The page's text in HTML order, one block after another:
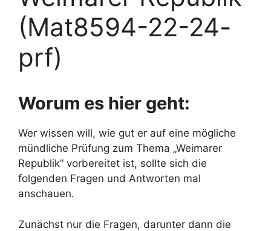
(Mat8594-22-24-
prf)
Worum es hier geht:
Wer wissen will, wie gut er auf eine mögliche
mündliche Prüfung zum Thema „Weimarer
Republik“ vorbereitet ist, sollte sich die
folgenden Fragen und Antworten mal
anschauen.
Zunächst nur die Fragen, darunter dann die